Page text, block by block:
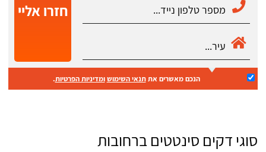
חזרו אליי
הנכם מאשרים אתתנאי השימוש ומדיניות הפרטיות.
סוגי דקים סינטטים ברחובות